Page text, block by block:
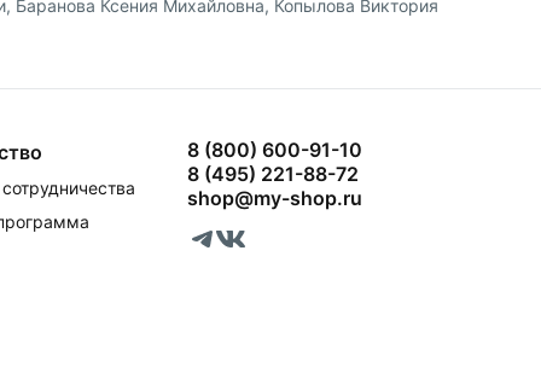
Ксения Михайловна, Копылова Виктория
8 (800) 600-91-10
8 (495) 221-88-72
shop@my-shop.ru